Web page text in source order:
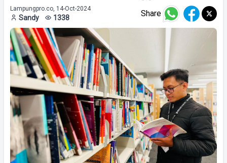
Lampungpro.co, 14-Oct-2024
Sandy 1338 Share